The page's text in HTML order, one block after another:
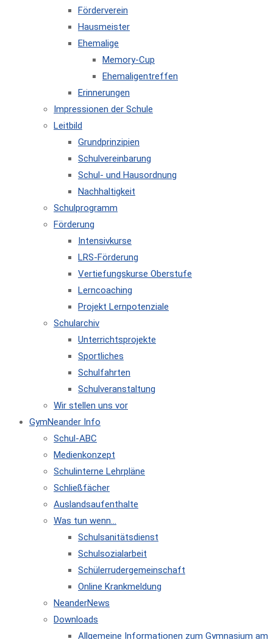
Förderverein
Hausmeister
Ehemalige
Memory-Cup
Ehemaligentreffen
Erinnerungen
Impressionen der Schule
Leitbild
Grundprinzipien
Schulvereinbarung
Schul- und Hausordnung
Nachhaltigkeit
Schulprogramm
Förderung
Intensivkurse
LRS-Förderung
Vertiefungskurse Oberstufe
Lerncoaching
Projekt Lernpotenziale
Schularchiv
Unterrichtsprojekte
Sportliches
Schulfahrten
Schulveranstaltung
Wir stellen uns vor
GymNeander Info
Schul-ABC
Medienkonzept
Schulinterne Lehrpläne
Schließfächer
Auslandsaufenthalte
Was tun wenn…
Schulsanitätsdienst
Schulsozialarbeit
Schülerrudergemeinschaft
Online Krankmeldung
NeanderNews
Downloads
Allgemeine Informationen zum Gymnasium am